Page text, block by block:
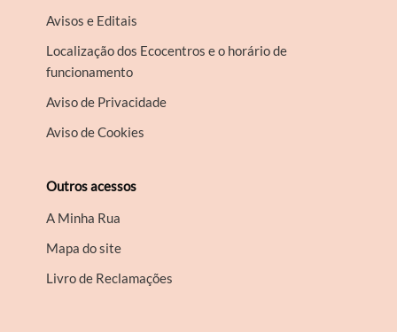
Avisos e Editais
Localização dos Ecocentros e o horário de
funcionamento
Aviso de Privacidade
Aviso de Cookies
Outros acessos
A Minha Rua
Mapa do site
Livro de Reclamações